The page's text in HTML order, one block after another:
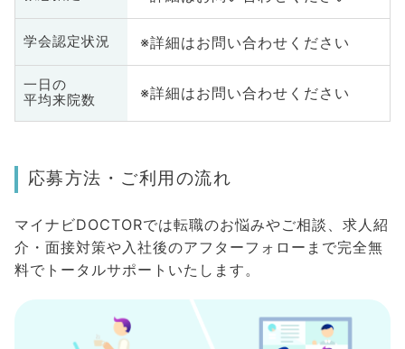
学会認定状況 ※詳細はお問い合わせください
一日の
平均来院数
※詳細はお問い合わせください
応募方法・ご利用の流れ
マイナビDOCTORでは転職のお悩みやご相談、求人紹
介・面接対策や入社後のアフターフォローまで完全無
料でトータルサポートいたします。